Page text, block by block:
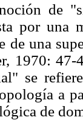
de
por una
de una
1970:
se
a
de